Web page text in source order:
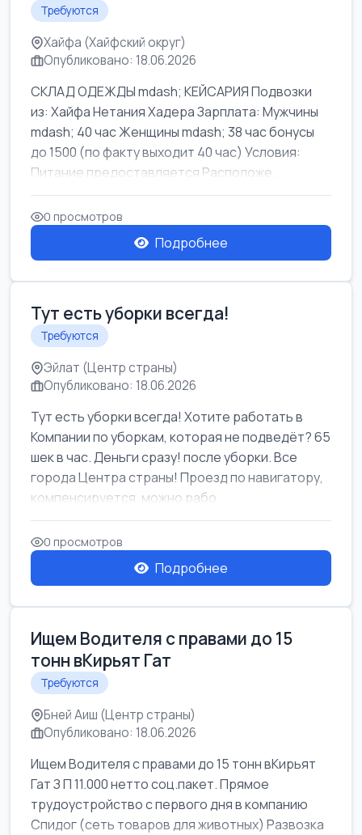
Требуются
Хайфа (Хайфский округ)
Опубликовано: 18.06.2026
СКЛАД ОДЕЖДЫ mdash; КЕЙСАРИЯ Подвозки
из: Хайфа Нетания Хадера Зарплата: Мужчины
mdash; 40 час Женщины mdash; 38 час бонусы
до 1500 (по факту выходит 40 час) Условия:
Питание предоставляется Расположе...
0 просмотров
Подробнее
Тут есть уборки всегда!
Требуются
Эйлат (Центр страны)
Опубликовано: 18.06.2026
Тут есть уборки всегда! Хотите работать в
Компании по уборкам, которая не подведёт? 65
шек в час. Деньги сразу! после уборки. Все
города Центра страны! Проезд по навигатору,
компенсируется. можно рабо...
0 просмотров
Подробнее
Ищем Водителя с правами до 15
тонн вКирьят Гат
Требуются
Бней Аиш (Центр страны)
Опубликовано: 18.06.2026
Ищем Водителя с правами до 15 тонн вКирьят
Гат З П 11.000 нетто соц.пакет. Прямое
трудоустройство с первого дня в компанию
Спидог (сеть товаров для животных) Развозка